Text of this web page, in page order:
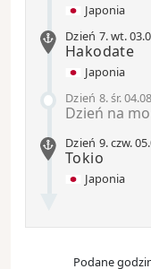
Japonia
Dzień 7.wt.
Hakodate
Japonia
Dzień 8.śr.
Dzień na
Dzień 9.czw.
Tokio
Japonia
Podane